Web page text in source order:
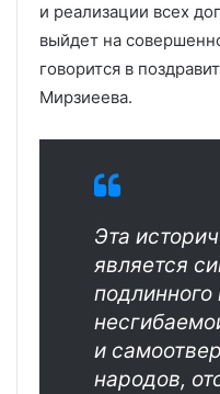
и реализации всех
выйдет на
говорится в
Мирзиеева.
Эта
является
подлинного
и
народов,